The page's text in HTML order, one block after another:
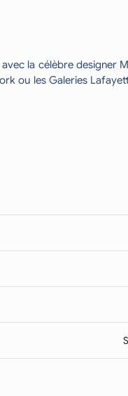
la célèbre designer
ou les Galeries